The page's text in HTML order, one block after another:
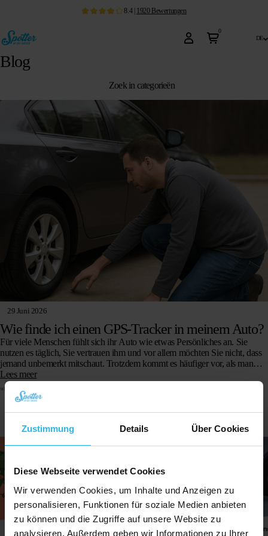
Zustimmung Details Über Cookies
Diese Webseite verwendet Cookies
Wir verwenden Cookies, um Inhalte und Anzeigen zu
personalisieren, Funktionen für soziale Medien anbieten
zu können und die Zugriffe auf unsere Website zu
analysieren. Außerdem geben wir Informationen zu Ihrer
8.4| 1920 Bewertungen
0
de
Blog
Zoek in categorieën
29 Juni 2026
Wie finde ich einen GPS-Tracker in meinem Auto?
Für viele Menschen fühlt sich ihr Auto wie etwas Persönliches an. Sie
nutzen es täglich, Sie vertrauen ihm und vor allem möchten Sie nicht, dass
jemand unbemerkt mitschaut. Trotzdem kommt es häufiger vor, als man
denkt, dass ein GPS-Tracker fürs Auto in einem Fahrzeug angebracht wird,
ohne dass der Eigentümer davon weiß
Lees meer